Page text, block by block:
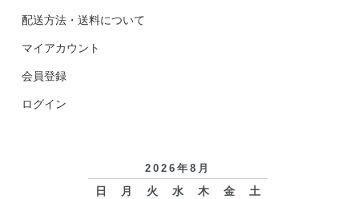
配送方法・送料について
マイアカウント
会員登録
ログイン
2026年8月
日 月 火 水 木 金
土